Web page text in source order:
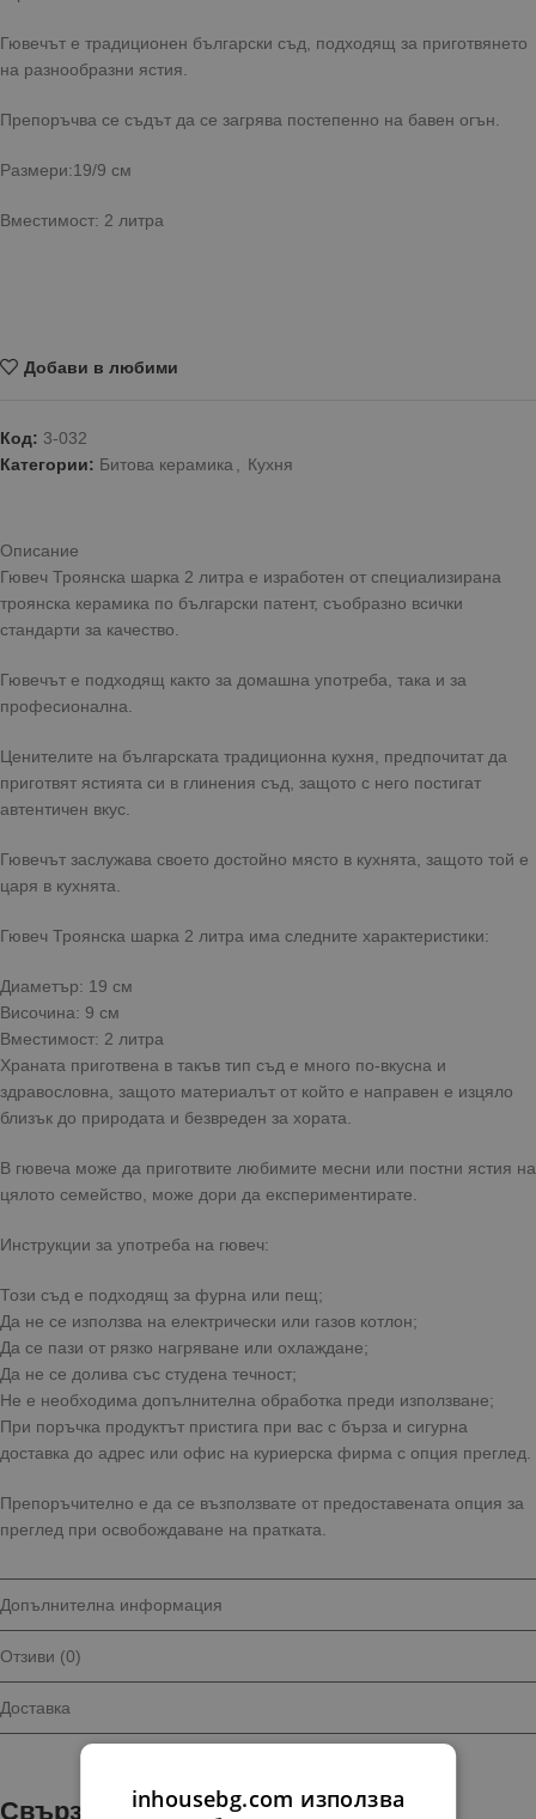
Гювечът е традиционен български съд, подходящ за приготвянето
на разнообразни ястия.
Препоръчва се съдът да се загрява постепенно на бавен огън.
Размери:19/9 см
Вместимост: 2 литра
Добави в любими
Код: 3-032
Категории: Битова керамика Кухня
Описание
Гювеч Троянска шарка 2 литра е изработен от специализирана
троянска керамика по български патент, съобразно всички
стандарти за качество.
Гювечът е подходящ както за домашна употреба, така и за
професионална.
Ценителите на българската традиционна кухня, предпочитат да
приготвят ястията си в глинения съд, защото с него постигат
автентичен вкус.
Гювечът заслужава своето достойно място в кухнята, защото той е
царя в кухнята.
Гювеч Троянска шарка 2 литра има следните характеристики:
Диаметър: 19 см
Височина: 9 см
Вместимост: 2 литра
Храната приготвена в такъв тип съд е много по-вкусна и
здравословна, защото материалът от който е направен е изцяло
близък до природата и безвреден за хората.
В гювеча може да приготвите любимите месни или постни ястия на
цялото семейство, може дори да експериментирате.
Инструкции за употреба на гювеч:
Този съд е подходящ за фурна или пещ;
Да не се използва на електрически или газов котлон;
Да се пази от рязко нагряване или охлаждане;
Да не се долива със студена течност;
Не е необходима допълнителна обработка преди използване;
При поръчка продуктът пристига при вас с бърза и сигурна
доставка до адрес или офис на куриерска фирма с опция преглед.
Препоръчително е да се възползвате от предоставената опция за
преглед при освобождаване на пратката.
Допълнителна информация
Отзиви (0)
Доставка
Свързани продуктиinhousebg.com използва